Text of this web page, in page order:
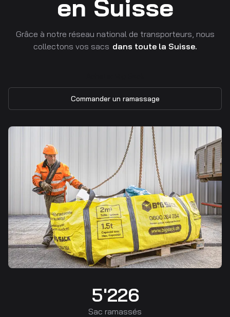
en Suisse
Grâce à notre réseau national de transporteurs, nous
collectons vos sacs dans toute la Suisse.
Commander un ramassage
5'226
Sac ramassés